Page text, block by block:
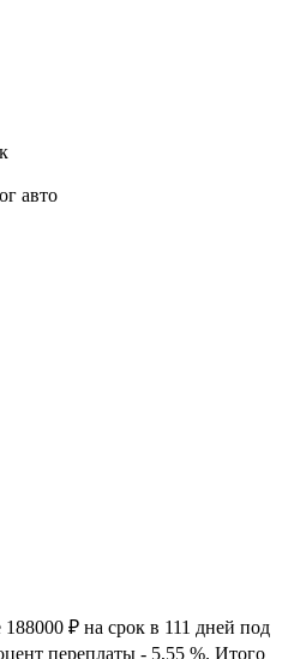
авто
₽ на срок в 111 дней под
переплаты - 5,55 %. Итого